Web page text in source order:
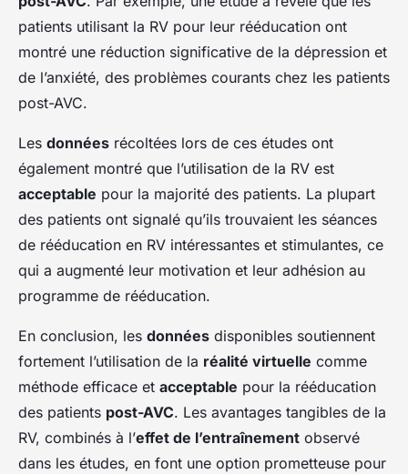
patients utilisant la RV pour leur rééducation ont
montré une réduction significative de la dépression et
de l’anxiété, des problèmes courants chez les patients
post-AVC.
Les données récoltées lors de ces études ont
également montré que l’utilisation de la RV est
acceptable pour la majorité des patients. La plupart
des patients ont signalé qu’ils trouvaient les séances
de rééducation en RV intéressantes et stimulantes, ce
qui a augmenté leur motivation et leur adhésion au
programme de rééducation.
En conclusion, les données disponibles soutiennent
fortement l’utilisation de la réalité virtuelle comme
méthode efficace et acceptable pour la rééducation
des patients post-AVC. Les avantages tangibles de la
RV, combinés à l’effet de l’entraînement observé
dans les études, en font une option prometteuse pour